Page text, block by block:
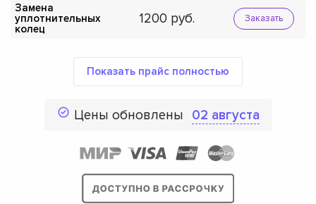
Замена
уплотнительных
колец
1200 Заказать
Показать прайс полностью
Цены обновлены 02 августа